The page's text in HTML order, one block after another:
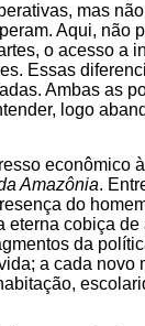
mas
Aqui, não
o acesso a
Essas
Ambas as
logo
econômico
Amazônia.
do
cobiça de
da
a cada novo